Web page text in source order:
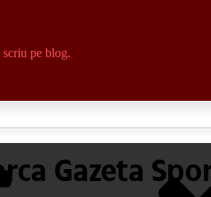
scriu pe blog.
Gazeta